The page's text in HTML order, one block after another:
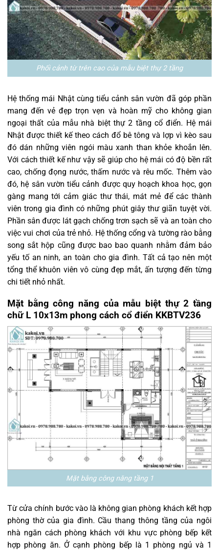
Phối cảnh từ trên cao của mẫu biệt thự 2 tầng
Hệ thống mái Nhật cùng tiểu cảnh sân vườn đã góp phần
mang đến vẻ đẹp trọn vẹn và hoàn mỹ cho không gian
ngoại thất của mẫu nhà biệt thự 2 tầng cổ điển. Hệ mái
Nhật được thiết kế theo cách đổ bê tông và lợp vì kèo sau
đó dán những viên ngói màu xanh than khỏe khoắn lên.
Với cách thiết kế như vậy sẽ giúp cho hệ mái có độ bền rất
cao, chống đọng nước, thấm nước và rêu mốc. Thêm vào
đó, hệ sân vườn tiểu cảnh được quy hoạch khoa học, gọn
gàng mang tới cảm giác thư thái, mát mẻ để các thành
viên trong gia đình có những phút giây thư giãn tuyệt vời.
Phần sân được lát gạch chống trơn sạch sẽ và an toàn cho
việc vui chơi của trẻ nhỏ. Hệ thống cổng và tường rào bằng
song sắt hộp cũng được bao bao quanh nhằm đảm bảo
yếu tố an ninh, an toàn cho gia đình. Tất cả tạo nên một
tổng thể khuôn viên vô cùng đẹp mắt, ấn tượng đến từng
chi tiết nhỏ nhất.
Mặt bằng công năng của mẫu biệt thự 2 tầng
chữ L 10x13m phong cách cổ điển KKBTV236
Mặt bằng công năng tầng 1
Từ cửa chính bước vào là không gian phòng khách kết hợp
phòng thờ của gia đình. Cầu thang thông tầng của ngôi
nhà ngăn cách phòng khách với khu vực phòng bếp kết
hợp phòng ăn. Ở cạnh phòng bếp là 1 phòng ngủ và 1